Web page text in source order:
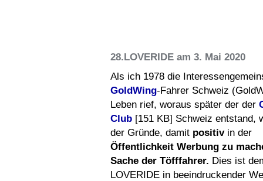
28.LOVERIDE am 3. Mai 2020
Als ich 1978 die
GoldWing-Fahrer Schweiz
Leben rief, woraus später der der
Club [151 KB] Schweiz entstand,
der Gründe, damit positiv in der
Öffentlichkeit Werbung zu
Sache der Töfffahrer. Dies ist
LOVERIDE in beeindruckender